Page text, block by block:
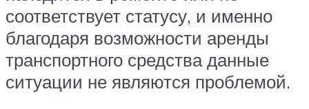
соответствует статусу, и именно
благодаря возможности аренды
транспортного средства данные
ситуации не являются проблемой.